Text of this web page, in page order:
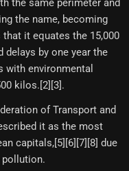
the same perimeter and
the name, becoming
it equates the 15,000
delays by one year the
with environmental
kilos.[2][3]​.
of Transport and
it as the most
capitals,[5]​[6]​[7]​[8]​ due
pollution.